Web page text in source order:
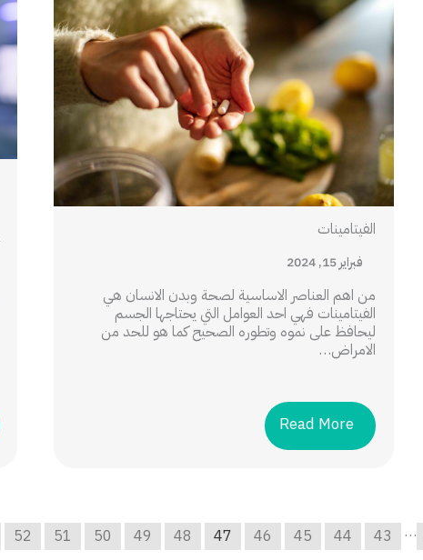
الفيتامينات
فبراير 15, 2024
من اهم العناصر الاساسية لصحة وبدن الانسان هي
الفيتامينات فهي احد العوامل التي يحتاجها الجسم
ليحافظ على نموه وتطوره الصحيح كما هو للحد من
الامراض…
Read More
…
43
44
45
46
47
48
49
50
51
52